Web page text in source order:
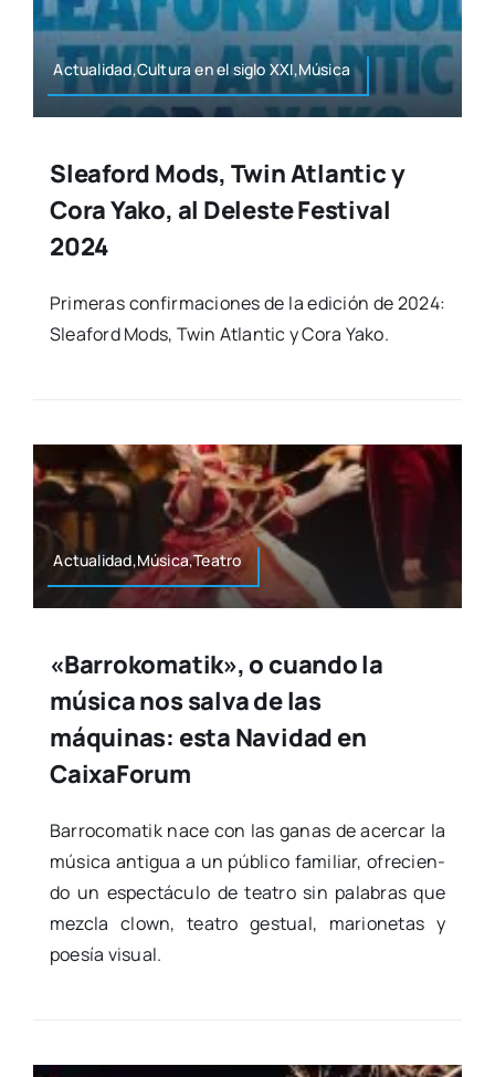
Actualidad,Cultura en el siglo XXI,Música
Sleaford Mods, Twin Atlantic y
Cora Yako, al Deleste Festival
2024
Pri­me­ras con­fir­ma­cio­nes de la edi­ción de 2024:
Slea­ford Mods, Twin Atlan­tic y Cora Yako.
Actualidad,Música,Teatro
«Barrokomatik», o cuando la
música nos salva de las
máquinas: esta Navidad en
CaixaForum
Barro­co­ma­tik nace con las ganas de acer­car la
músi­ca anti­gua a un públi­co fami­liar, ofre­cien­
do un espec­tácu­lo de tea­tro sin pala­bras que
mez­cla clown, tea­tro ges­tual, mario­ne­tas y
poe­sía visual.